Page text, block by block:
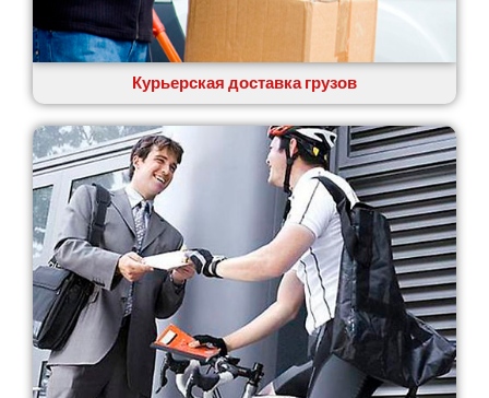
Курьерская доставка грузов